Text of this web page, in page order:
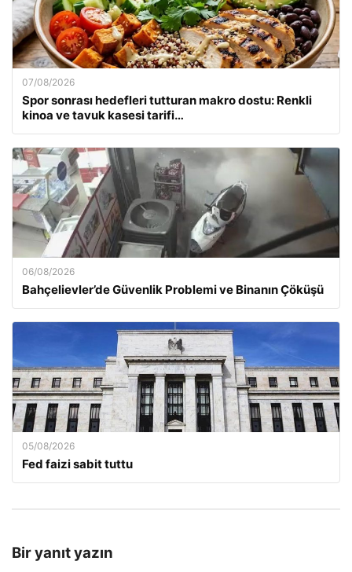
07/08/2026
Spor sonrası hedefleri tutturan makro dostu: Renkli
kinoa ve tavuk kasesi tarifi…
06/08/2026
Bahçelievler’de Güvenlik Problemi ve Binanın Çöküşü
05/08/2026
Fed faizi sabit tuttu
Bir yanıt yazın